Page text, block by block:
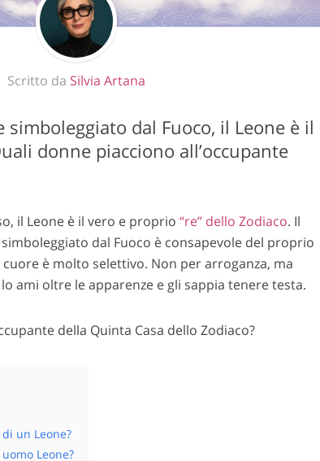
Scritto da Silvia Artana
simboleggiato dal Fuoco, il Leone è il
donne piacciono all’occupante
il Leone è il vero e proprio “re” dello Zodiaco. Il
dal Fuoco è consapevole del proprio
è molto selettivo. Non per arroganza, ma
ami oltre le apparenze e gli sappia tenere testa.
della Quinta Casa dello Zodiaco?
un Leone?
Leone?